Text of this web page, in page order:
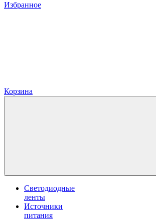
Избранное
Корзина
Светодиодные
ленты
Источники
питания